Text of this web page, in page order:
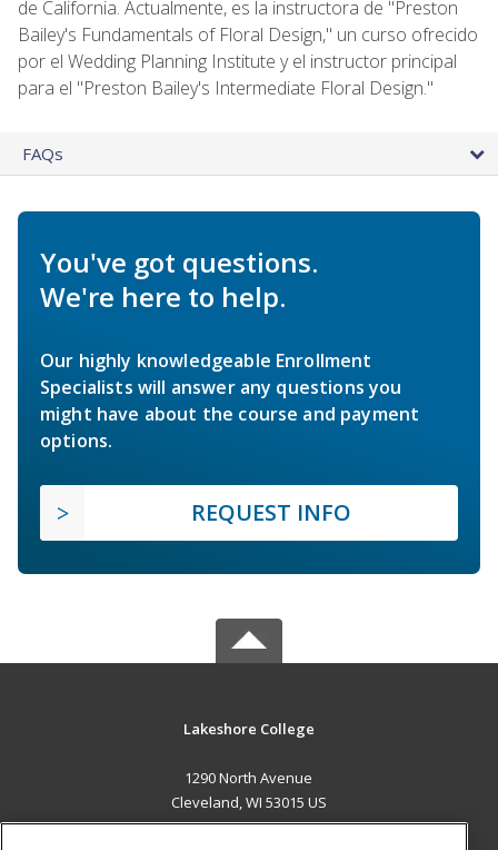
de California. Actualmente, es la instructora de "Preston
Bailey's Fundamentals of Floral Design," un curso ofrecido
por el Wedding Planning Institute y el instructor principal
para el "Preston Bailey's Intermediate Floral Design."
FAQs
You've got questions.
We're here to help.
Our highly knowledgeable Enrollment
Specialists will answer any questions you
might have about the course and payment
options.
REQUEST INFO
Lakeshore College
1290 North Avenue
Cleveland, WI 53015 US